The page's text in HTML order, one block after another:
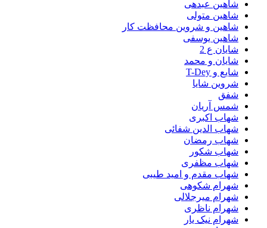
شاهین عبدهی
شاهین متولی
شاهین و شروین محافظت کار
شاهین یوسفی
شایان ع 2
شایان و محمد
شایع و T-Dey
شروین شایا
شفق
شمس آریان
شهاب اکبری
شهاب الدین شفائی
شهاب رمضان
شهاب شکور
شهاب مظفری
شهاب مقدم و امید طیبی
شهرام شکوهی
شهرام میرجلالی
شهرام ناظری
شهرام نیک یار